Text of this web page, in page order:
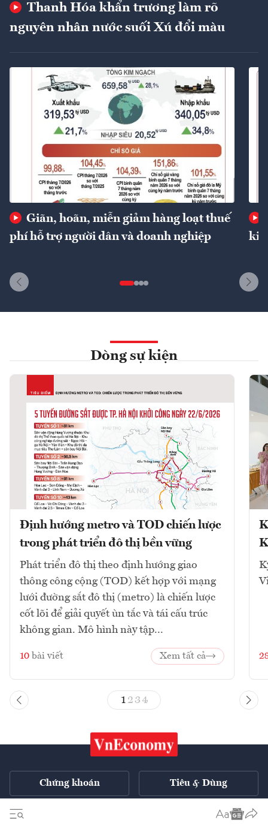
Thanh Hóa khẩn trương làm rõ
nguyên nhân nước suối Xú đổi màu
Giãn, hoãn, miễn giảm hàng loạt thuế
phí hỗ trợ người dân và doanh nghiệp
Dòng sự kiện
Định hướng metro và TOD chiến lược
trong phát triển đô thị bền vững
Phát triển đô thị theo định hướng giao
thông công cộng (TOD) kết hợp với mạng
lưới đường sắt đô thị (metro) là chiến lược
cốt lõi để giải quyết ùn tắc và tái cấu trúc
không gian. Mô hình này tập...
10 bài viết Xem tất cả
1 23 4
Chứng khoán Tiêu & Dùng